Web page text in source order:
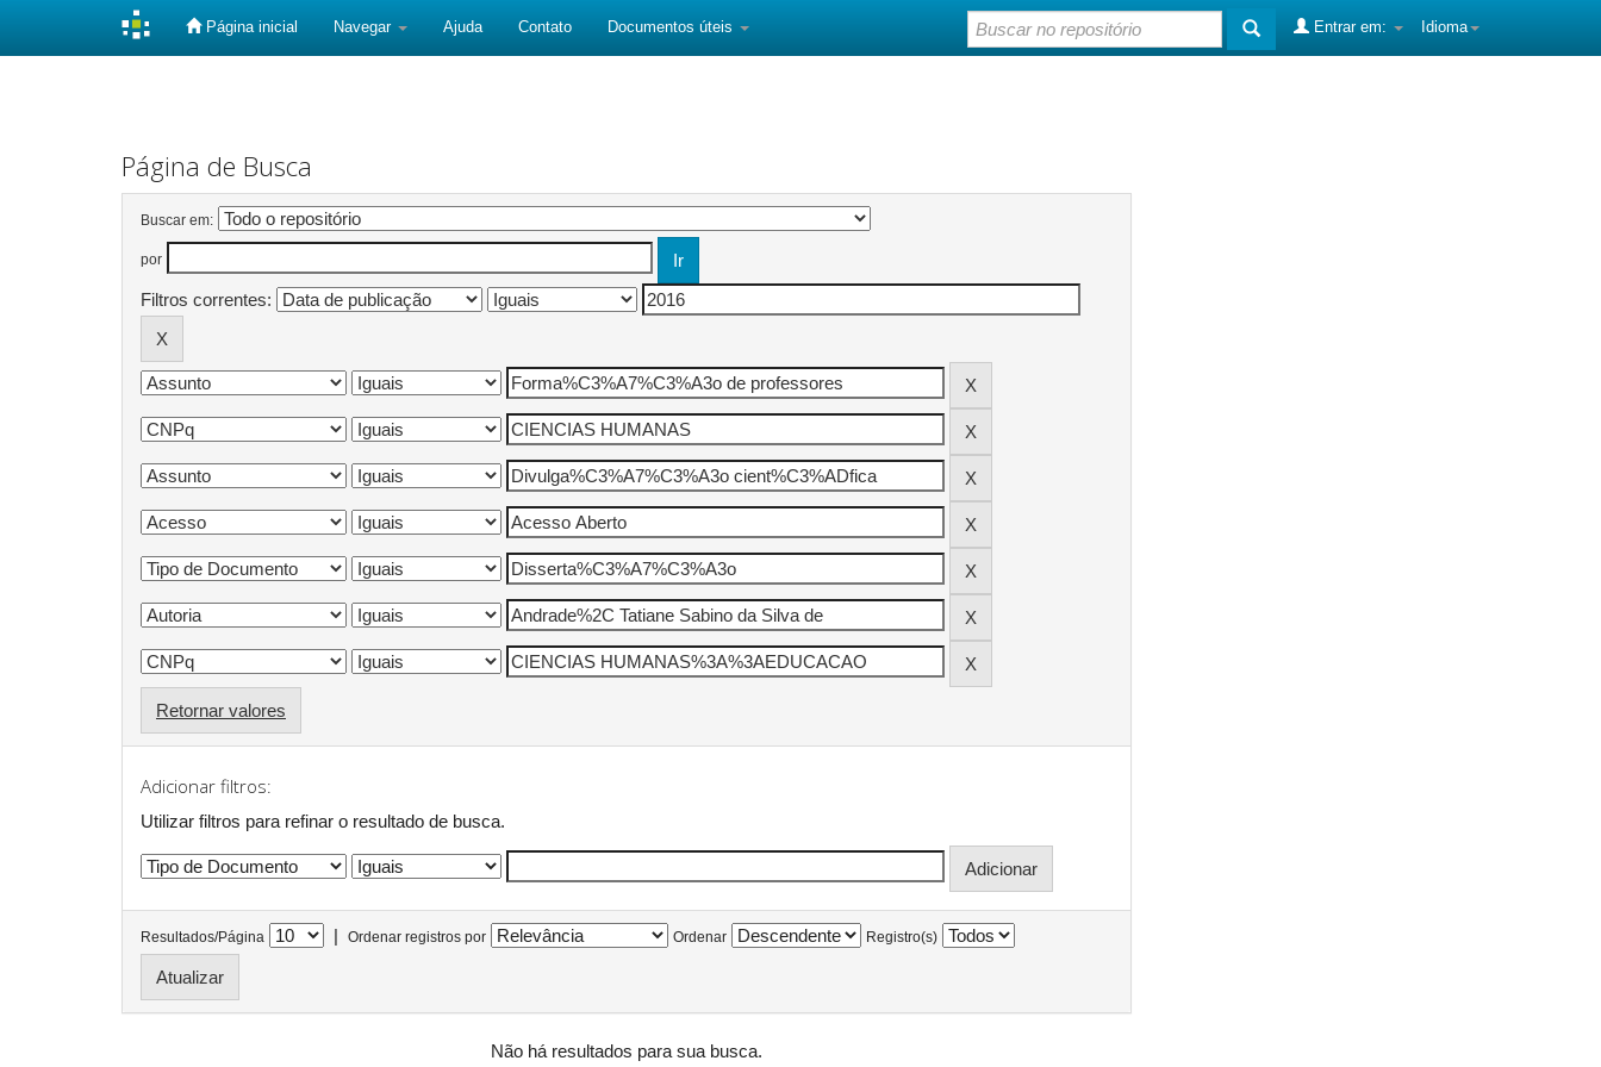
Página inicial Navegar Ajuda Contato Documentos úteis Idioma
Entrar em:
Página de Busca
Buscar em:
por
Filtros correntes:
Retornar valores
Adicionar filtros:
Utilizar filtros para refinar o resultado de busca.
Resultados/Página | Ordenar registros por Ordenar Registro(s)
Não há resultados para sua busca.